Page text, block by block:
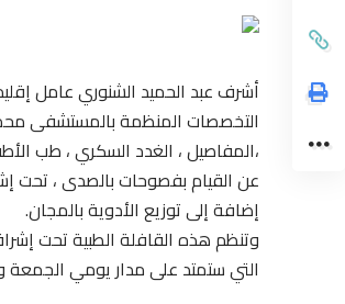
،المفاصيل ، الغدد السكري ، طب
عن القيام بفصوحات بالصدى ، تحت
إضافة إلى توزيع الأدوية بالمجان.
وتنظم هذه القافلة الطبية تحت
التي ستمتد على مدار يومي